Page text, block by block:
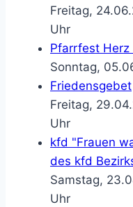
Freitag,
Uhr
Pfarrfest Herz
Sonntag,
Friedensgebet
Freitag,
Uhr
kfd "Frauen
des kfd
Samstag,
Uhr